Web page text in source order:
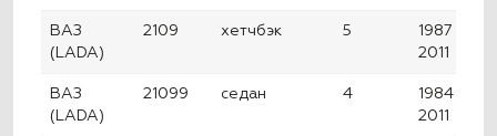
ВАЗ
(LADA)
2109 хетчбэк 5
1987 —
2011
ВАЗ
(LADA)
21099 седан 4
1984 —
2011